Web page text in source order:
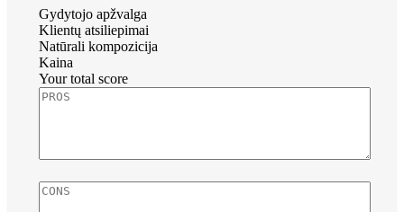
Gydytojo apžvalga
Klientų atsiliepimai
Natūrali kompozicija
Kaina
Your total score